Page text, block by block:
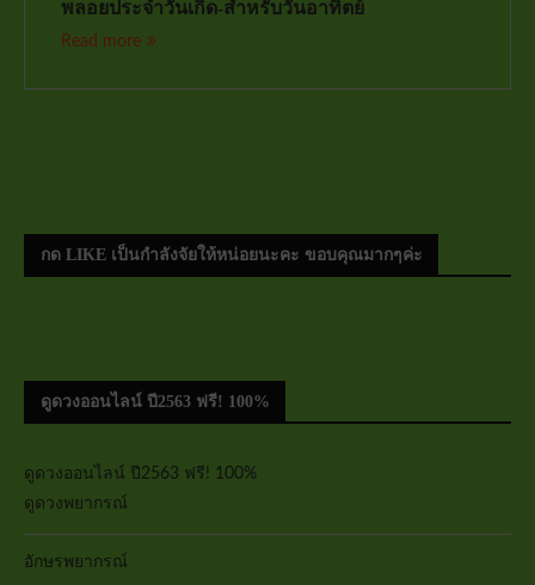
พลอยประจำวันเกิด-สำหรับวันอาทิตย์
Read more
กด LIKE เป็นกำลังจัยให้หน่อยนะคะ ขอบคุณมากๆค่ะ
ดูดวงออนไลน์ ปี2563 ฟรี! 100%
ดูดวงออนไลน์ ปี2563 ฟรี! 100%
ดูดวงพยากรณ์
อักษรพยากรณ์